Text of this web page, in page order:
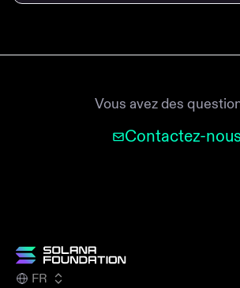
Vous avez des
Contactez-
FR